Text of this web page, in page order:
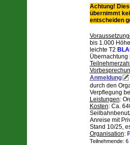
Achtung!
übernimmt
entscheiden
bis 1.000
leichte T2
Übernachtung
Anmeldung
durch den
Verpflegung
Leistungen:
Kosten: Ca.
Anreise mit
Stand 10/25,
Organisation:
Teilnehmende: